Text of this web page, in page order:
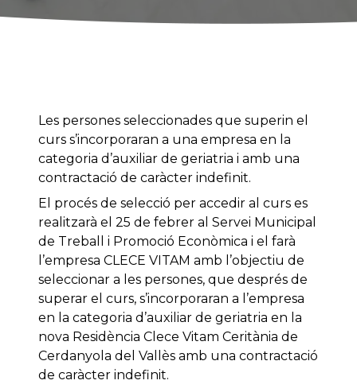
Les persones seleccionades que superin el
curs s’incorporaran a una empresa en la
categoria d’auxiliar de geriatria i amb una
contractació de caràcter indefinit.
El procés de selecció per accedir al curs es
realitzarà el 25 de febrer al Servei Municipal
de Treball i Promoció Econòmica i el farà
l’empresa CLECE VITAM amb l’objectiu de
seleccionar a les persones, que després de
superar el curs, s’incorporaran a l’empresa
en la categoria d’auxiliar de geriatria en la
nova Residència Clece Vitam Ceritània de
Cerdanyola del Vallès amb una contractació
de caràcter indefinit.